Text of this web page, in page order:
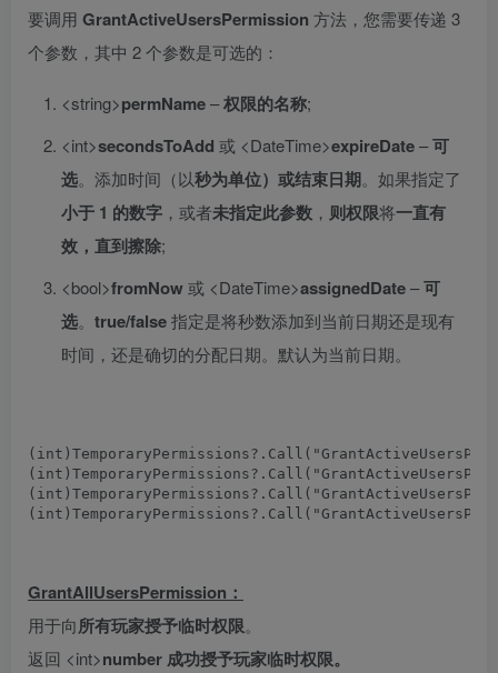
要调用 GrantActiveUsersPermission 方法，您需要传递 3
个参数，其中 2 个参数是可选的：
<string>permName–权限的名称;
<int>secondsToAdd 或 <DateTime>expireDate–可
选。添加时间（以秒为单位）或结束日期。如果指定了
小于 1 的数字 ，或者未指定此参数 ， 则权限将一直有
效，直到擦除;
<bool>fromNow或 <DateTime>assignedDate–可
选。 true/false指定是将秒数添加到当前日期还是现有
时间，还是确切的分配日期。默认为当前日期。
( int ) TemporaryPermissions?. Call (
( int ) TemporaryPermissions?. Call (
( int ) TemporaryPermissions?. Call (
( int ) TemporaryPermissions?. Call (
GrantAllUsersPermission：
用于向所有玩家授予临时权限。
返回 <int>number 成功授予玩家临时权限。